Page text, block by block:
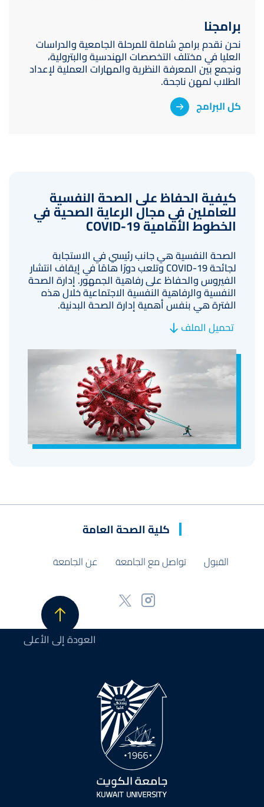
برامجنا
نحن نقدم برامج شاملة للمرحلة الجامعية والدراسات
العليا في مختلف التخصصات الهندسية والبترولية،
ونجمع بين المعرفة النظرية والمهارات العملية لإعداد
الطلاب لمهن ناجحة.
كل البرامج
كيفية الحفاظ على الصحة النفسية
للعاملين في مجال الرعاية الصحية في
الخطوط الأمامية COVID-19
الصحة النفسية هي جانب رئيسي في الاستجابة
لجائحة COVID-19 وتلعب دورًا هامًا في إيقاف انتشار
الفيروس والحفاظ على رفاهية الجمهور. إدارة الصحة
النفسية والرفاهية النفسية الاجتماعية خلال هذه
الفترة هي بنفس أهمية إدارة الصحة البدنية.
تحميل الملف
كلية الصحة العامة
القبول تواصل مع الجامعة عن الجامعة
العودة إلى الأعلى